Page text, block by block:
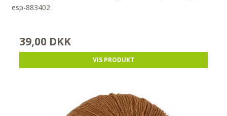
esp-883402
39,00 DKK
VIS PRODUKT